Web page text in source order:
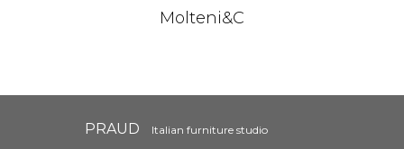
Molteni&C
PRAUD Italian furniture studio